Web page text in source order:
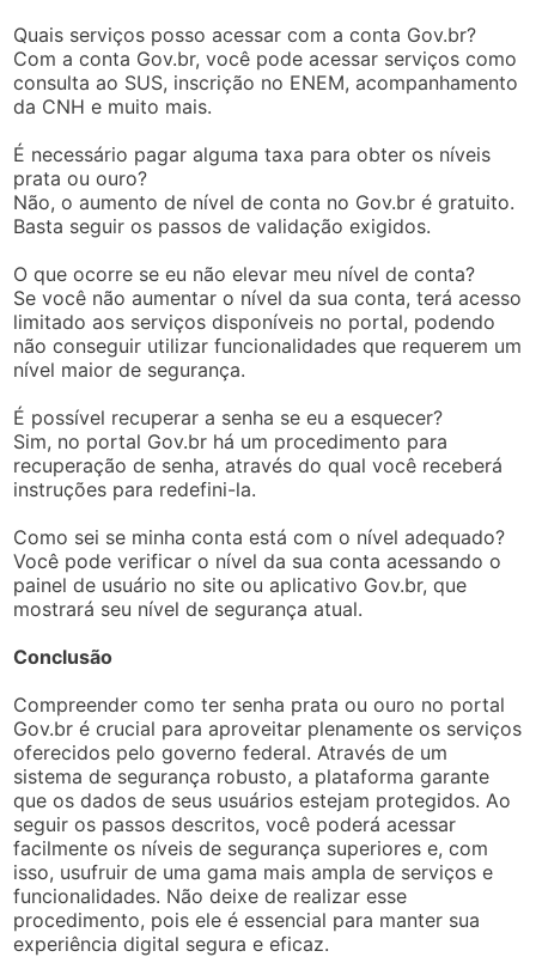
Quais serviços posso acessar com a conta Gov.br?
Com a conta Gov.br, você pode acessar serviços como
consulta ao SUS, inscrição no ENEM, acompanhamento
da CNH e muito mais.
É necessário pagar alguma taxa para obter os níveis
prata ou ouro?
Não, o aumento de nível de conta no Gov.br é gratuito.
Basta seguir os passos de validação exigidos.
O que ocorre se eu não elevar meu nível de conta?
Se você não aumentar o nível da sua conta, terá acesso
limitado aos serviços disponíveis no portal, podendo
não conseguir utilizar funcionalidades que requerem um
nível maior de segurança.
É possível recuperar a senha se eu a esquecer?
Sim, no portal Gov.br há um procedimento para
recuperação de senha, através do qual você receberá
instruções para redefini-la.
Como sei se minha conta está com o nível adequado?
Você pode verificar o nível da sua conta acessando o
painel de usuário no site ou aplicativo Gov.br, que
mostrará seu nível de segurança atual.
Conclusão
Compreender como ter senha prata ou ouro no portal
Gov.br é crucial para aproveitar plenamente os serviços
oferecidos pelo governo federal. Através de um
sistema de segurança robusto, a plataforma garante
que os dados de seus usuários estejam protegidos. Ao
seguir os passos descritos, você poderá acessar
facilmente os níveis de segurança superiores e, com
isso, usufruir de uma gama mais ampla de serviços e
funcionalidades. Não deixe de realizar esse
procedimento, pois ele é essencial para manter sua
experiência digital segura e eficaz.